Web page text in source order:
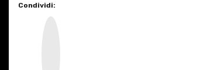
Condividi: